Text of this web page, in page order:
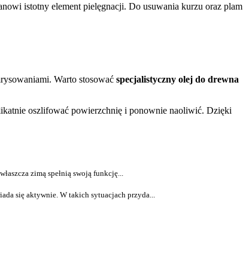
istotny element pielęgnacji. Do usuwania kurzu oraz plam
Warto stosować specjalistyczny olej do drewna
oszlifować powierzchnię i ponownie naoliwić. Dzięki
zimą spełnią swoją funkcję...
się aktywnie. W takich sytuacjach przyda...